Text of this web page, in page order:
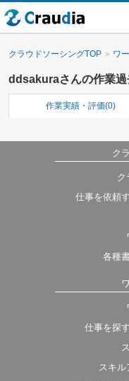
クラウドソーシングTOP ワ
ddsakuraさんの作業過
作業実績・評価(0)
ク
ク
仕事を依頼
各種
仕事を探
スキル